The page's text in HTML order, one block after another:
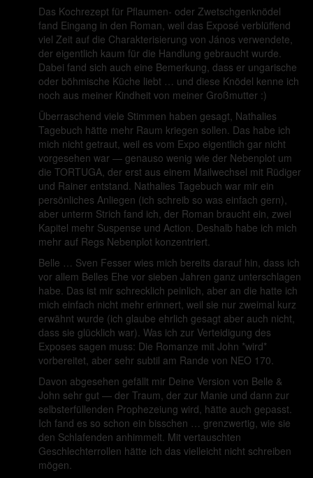
Das Kochrezept für Pflaumen- oder Zwetschgenknödel
fand Eingang in den Roman, weil das Exposé verblüffend
viel Zeit auf die Charakterisierung von János verwendete,
der eigentlich kaum für die Handlung gebraucht wurde.
Dabei fand sich auch eine Bemerkung, dass er ungarische
oder böhmische Küche liebt … und diese Knödel kenne ich
noch aus meiner Kindheit von meiner Großmutter :)
Überraschend viele Stimmen haben gesagt, Nathalies
Tagebuch hätte mehr Raum kriegen sollen. Das habe ich
mich nicht getraut, weil es vom Expo eigentlich gar nicht
vorgesehen war — genauso wenig wie der Nebenplot um
die TORTUGA, der erst aus einem Mailwechsel mit Rüdiger
und Rainer entstand. Nathalies Tagebuch war mir ein
persönliches Anliegen (ich schreib so was einfach gern),
aber unterm Strich fand ich, der Roman braucht ein, zwei
Kapitel mehr Suspense und Action. Deshalb habe ich mich
mehr auf Regs Nebenplot konzentriert.
Belle … Sven Fesser wies mich bereits darauf hin, dass ich
vor allem Belles Ehe vor sieben Jahren ganz unterschlagen
habe. Das ist mir schrecklich peinlich, aber an die hatte ich
mich einfach nicht mehr erinnert, weil sie nur zweimal kurz
erwähnt wurde (ich glaube ehrlich gesagt aber auch nicht,
dass sie glücklich war). Was ich zur Verteidigung des
Exposes sagen muss: Die Romanze mit John *wird*
vorbereitet, aber sehr subtil am Rande von NEO 170.
Davon abgesehen gefällt mir Deine Version von Belle &
John sehr gut — der Traum, der zur Manie und dann zur
selbsterfüllenden Prophezeiung wird, hätte auch gepasst.
Ich fand es so schon ein bisschen … grenzwertig, wie sie
den Schlafenden anhimmelt. Mit vertauschten
Geschlechterrollen hätte ich das vielleicht nicht schreiben
mögen.